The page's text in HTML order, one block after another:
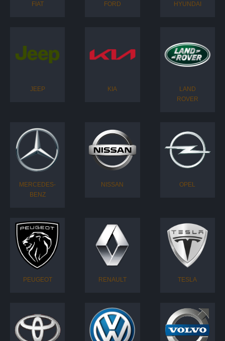
FIAT FORD HYUNDAI
JEEP KIA
LAND
ROVER
MERCEDES-
BENZ
NISSAN OPEL
PEUGEOT RENAULT TESLA